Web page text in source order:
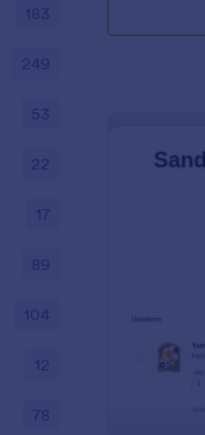
183
249
53
22
17
89
104
12
78